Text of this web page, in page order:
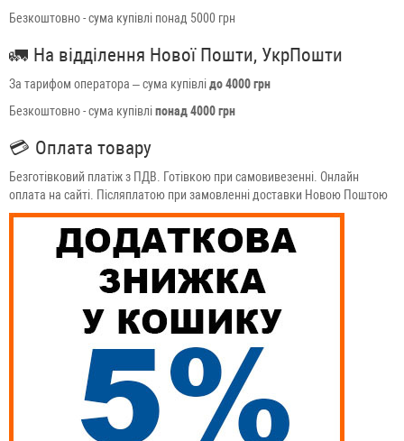
Безкоштовно - сума купівлі понад 5000 грн
🚛 На відділення Нової Пошти, УкрПошти
За тарифом оператора – сума купівлідо 4000 грн
Безкоштовно - сума купівліпонад 4000 грн
💳 Оплата товару
Безготівковий платіж з ПДВ. Готівкою при самовивезенні. Онлайн
оплата на сайті. Післяплатою при замовленні доставки Новою Поштою